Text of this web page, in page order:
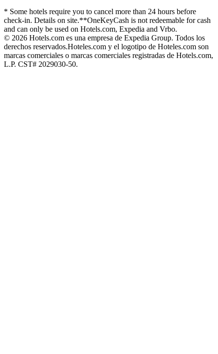
* Some hotels require you to cancel more than 24 hours before
check-in. Details on site.**OneKeyCash is not redeemable for cash
and can only be used on Hotels.com, Expedia and Vrbo.
© 2026 Hotels.com es una empresa de Expedia Group. Todos los
derechos reservados.Hoteles.com y el logotipo de Hoteles.com son
marcas comerciales o marcas comerciales registradas de Hotels.com,
L.P. CST# 2029030-50.